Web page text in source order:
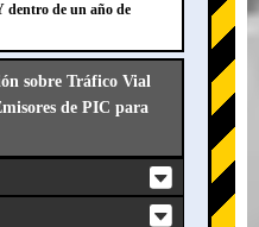
dentro de un año de
sobre Tráfico Vial
de PIC para